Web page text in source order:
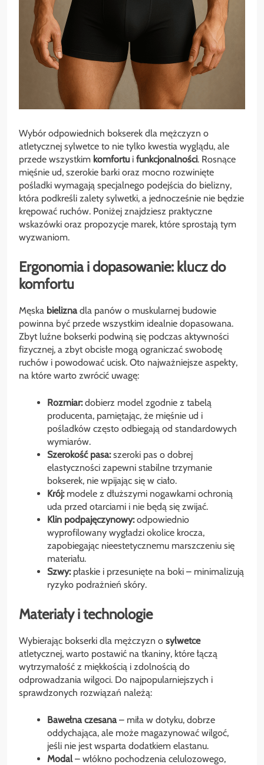
Wybór odpowiednich bokserek dla mężczyzn o
atletycznej sylwetce to nie tylko kwestia wyglądu, ale
przede wszystkim komfortu i funkcjonalności. Rosnące
mięśnie ud, szerokie barki oraz mocno rozwinięte
pośladki wymagają specjalnego podejścia do bielizny,
która podkreśli zalety sylwetki, a jednocześnie nie będzie
krępować ruchów. Poniżej znajdziesz praktyczne
wskazówki oraz propozycje marek, które sprostają tym
wyzwaniom.
Ergonomia i dopasowanie: klucz do
komfortu
Męska bieliznadla panów o muskularnej budowie
powinna być przede wszystkim idealnie dopasowana.
Zbyt luźne bokserki podwiną się podczas aktywności
fizycznej, a zbyt obcisłe mogą ograniczać swobodę
ruchów i powodować ucisk. Oto najważniejsze aspekty,
na które warto zwrócić uwagę:
Rozmiar:dobierz model zgodnie z tabelą
producenta, pamiętając, że mięśnie ud i
pośladków często odbiegają od standardowych
wymiarów.
Szerokość pasa:szeroki pas o dobrej
elastyczności zapewni stabilne trzymanie
bokserek, nie wpijając się w ciało.
Krój:modele z dłuższymi nogawkami ochronią
uda przed otarciami i nie będą się zwijać.
Klin podpajęczynowy:odpowiednio
wyprofilowany wygładzi okolice krocza,
zapobiegając nieestetycznemu marszczeniu się
materiału.
Szwy:płaskie i przesunięte na boki – minimalizują
ryzyko podrażnień skóry.
Materiały i technologie
Wybierając bokserki dla mężczyzn o sylwetce
atletycznej, warto postawić na tkaniny, które łączą
wytrzymałość z miękkością i zdolnością do
odprowadzania wilgoci. Do najpopularniejszych i
sprawdzonych rozwiązań należą:
Bawełna czesana– miła w dotyku, dobrze
oddychająca, ale może magazynować wilgoć,
jeśli nie jest wsparta dodatkiem elastanu.
Modal– włókno pochodzenia celulozowego,